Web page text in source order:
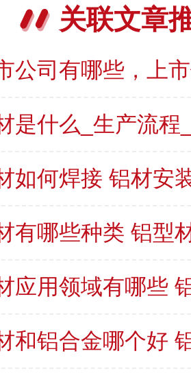
关联文章
公司有哪些，上
什么_生产流程_多少钱
如何焊接 铝材安
有哪些种类 铝型
用领域有哪些 铝材
和铝合金哪个好 铝